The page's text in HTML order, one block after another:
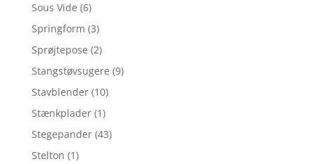
Sous Vide (6)
Springform (3)
Sprøjtepose (2)
Stangstøvsugere (9)
Stavblender (10)
Stænkplader (1)
Stegepander (43)
Stelton (1)